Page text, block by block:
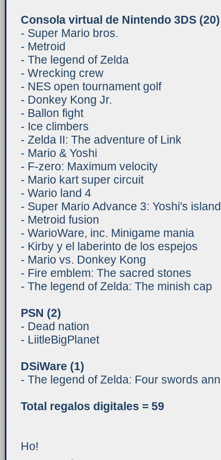
Consola virtual de Nintendo 3DS (20)
- Super Mario bros.
- Metroid
- The legend of Zelda
- Wrecking crew
- NES open tournament golf
- Donkey Kong Jr.
- Ballon fight
- Ice climbers
- Zelda II: The adventure of Link
- Mario & Yoshi
- F-zero: Maximum velocity
- Mario kart super circuit
- Wario land 4
- Super Mario Advance 3: Yoshi's island
- Metroid fusion
- WarioWare, inc. Minigame mania
- Kirby y el laberinto de los espejos
- Mario vs. Donkey Kong
- Fire emblem: The sacred stones
- The legend of Zelda: The minish cap
PSN (2)
- Dead nation
- LiitleBigPlanet
DSiWare (1)
- The legend of Zelda: Four swords
Total regalos digitales = 59
Ho!